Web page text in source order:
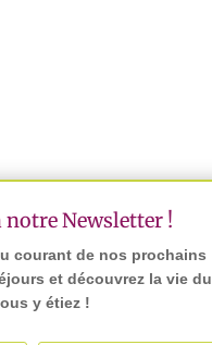
Newsletter !
courant de nos prochains
et découvrez la vie du
y étiez !